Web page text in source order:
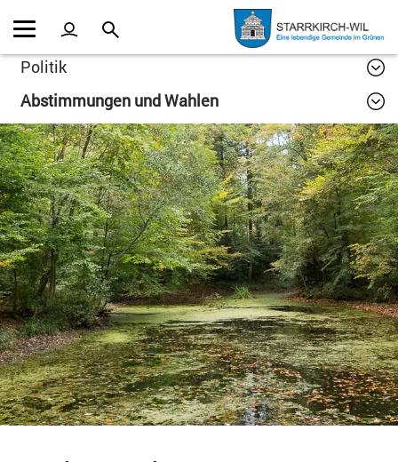
Kopfzeile
Inhalt
Politik
Abstimmungen und Wahlen